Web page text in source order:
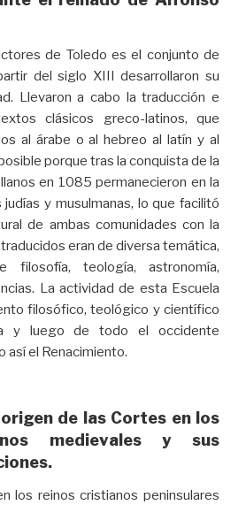
de Toledo es el conjunto de
del siglo XIII desarrollaron su
Llevaron a cabo la traducción e
clásicos greco-latinos, que
al árabe o al hebreo al latín y al
porque tras la conquista de la
en 1085 permanecieron en la
y musulmanas, lo que facilitó
de ambas comunidades con la
eran de diversa temática,
filosofía, teología, astronomía,
La actividad de esta Escuela
filosófico, teológico y científico
y luego de todo el occidente
así el Renacimiento.
de las Cortes en los
medievales y sus
los reinos cristianos peninsulares